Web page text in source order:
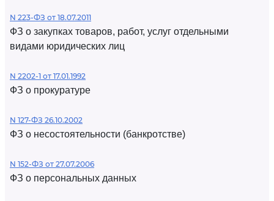
N 223-ФЗ от 18.07.2011
ФЗ о закупках товаров, работ, услуг отдельными
видами юридических лиц
N 2202-1 от 17.01.1992
ФЗ о прокуратуре
N 127-ФЗ 26.10.2002
ФЗ о несостоятельности (банкротстве)
N 152-ФЗ от 27.07.2006
ФЗ о персональных данных